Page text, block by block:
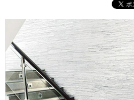
ウッドデッキ フ
収納 イ
照明 ペ
内装用建材 パ
名古屋ショールーム 京都
福岡 ショールーム 札
ム
横浜スマートショールー
ム
ウ
BOX
初
よくある質問 お
修理お問い合わせ ク
説明書・図面検索 水
その他サービ
ミラタップと創る家
ASOLIE
工
ェ
自分らしい家づくり
SUVACO
最
かる